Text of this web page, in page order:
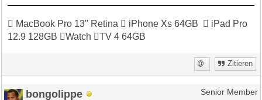
 MacBook Pro 13" Retina  iPhone Xs 64GB  iPad Pro
12.9 128GB Watch TV 4 64GB
Zitieren
bongolippe Senior Member